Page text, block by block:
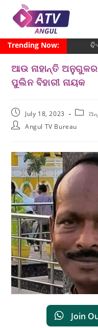
Trending Now:
ଆଉ ନାହାନ୍ତି ଅନୁଗୁଳର
ପୁଲିନ ବିହାରୀ ନାୟକ
July 18, 2023
Angul TV Bureau
Join